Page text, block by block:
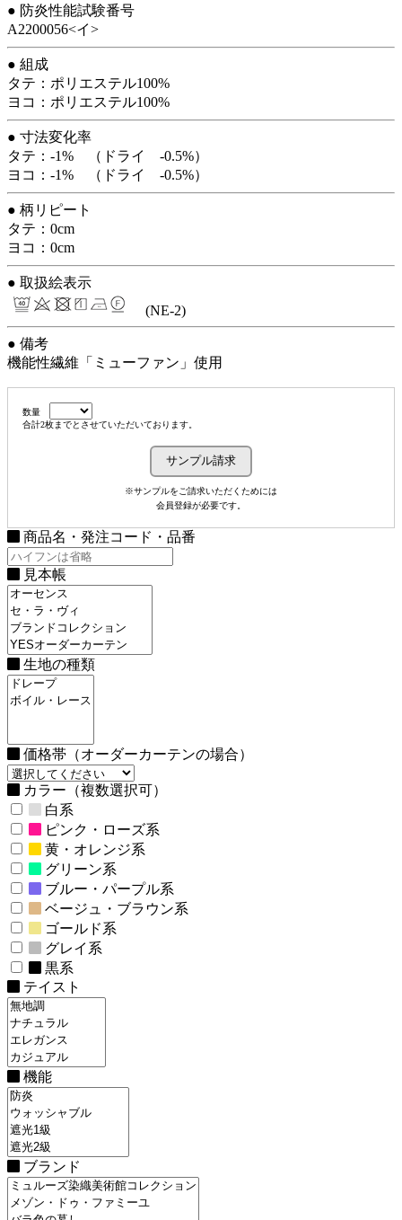
● 防炎性能試験番号
A2200056<イ>
● 組成
タテ：ポリエステル100%
ヨコ：ポリエステル100%
● 寸法変化率
タテ：-1% （ドライ -0.5%）
ヨコ：-1% （ドライ -0.5%）
● 柄リピート
タテ：0cm
ヨコ：0cm
● 取扱絵表示
(NE-2)
● 備考
機能性繊維「ミューファン」使用
数量
合計2枚までとさせていただいております。
※サンプルをご請求いただくためには
会員登録が必要です。
商品名・発注コード・品番
見本帳
生地の種類
価格帯（オーダーカーテンの場合）
カラー（複数選択可）
白系
ピンク・ローズ系
黄・オレンジ系
グリーン系
ブルー・パープル系
ベージュ・ブラウン系
ゴールド系
グレイ系
黒系
テイスト
機能
ブランド